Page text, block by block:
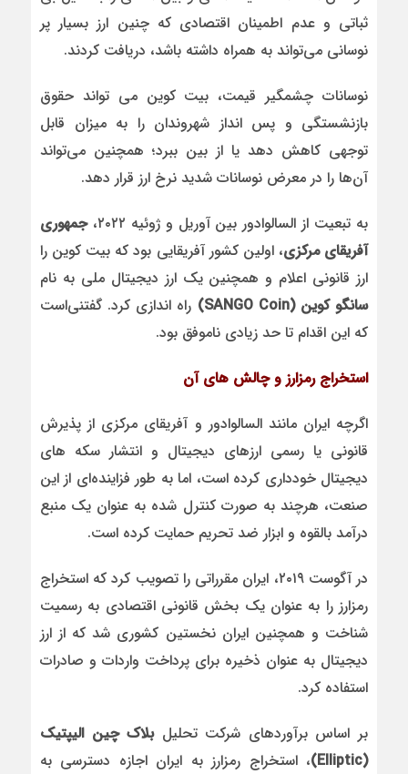
ثباتی و عدم اطمینان اقتصادی که چنین ارز بسیار پر
نوسانی می‌تواند به همراه داشته باشد، دریافت کردند.
نوسانات چشمگیر قیمت، بیت کوین می تواند حقوق
بازنشستگی و پس انداز شهروندان را به میزان قابل
توجهی کاهش دهد یا از بین ببرد؛ همچنین می‌تواند
آن‌ها را در معرض نوسانات شدید نرخ ارز قرار دهد.
به تبعیت از السالوادور بین آوریل و ژوئیه ۲۰۲۲،
جمهوری
آفریقای مرکزی، اولین کشور آفریقایی بود که بیت کوین را
ارز قانونی اعلام و همچنین یک ارز دیجیتال ملی به نام
سانگو کوین (SANGO Coin)
راه اندازی کرد. گفتنی‌است
که این اقدام تا حد زیادی ناموفق بود.
استخراج رمز‌ارز و چالش های آن
اگرچه ایران مانند السالوادور و آفریقای مرکزی از پذیرش
قانونی یا رسمی ارزهای دیجیتال و انتشار سکه های
دیجیتال خودداری کرده است، اما به طور فزاینده‌ای از این
صنعت، هرچند به صورت کنترل شده به عنوان یک منبع
درآمد بالقوه و ابزار ضد تحریم حمایت کرده است.
در آگوست ۲۰۱۹، ایران مقرراتی را تصویب کرد که استخراج
رمز‌ارز را به عنوان یک بخش قانونی اقتصادی به رسمیت
شناخت و همچنین ایران نخستین کشوری شد که از ارز
دیجیتال به عنوان ذخیره برای پرداخت واردات و صادرات
استفاده کرد.
بر اساس برآوردهای شرکت تحلیلبلاک چین الیپتیک
(Elliptic)
، استخراج رمزارز به ایران اجازه دسترسی به